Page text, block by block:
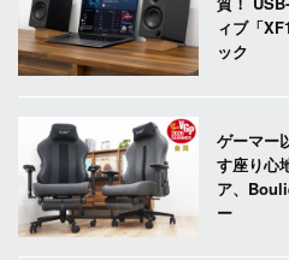
ィブ「
ック
ゲーマー
す座り心
ア、
ー